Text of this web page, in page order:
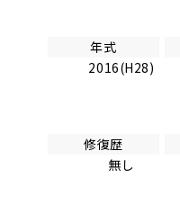
年式
2016(H28)
修復歴
無し